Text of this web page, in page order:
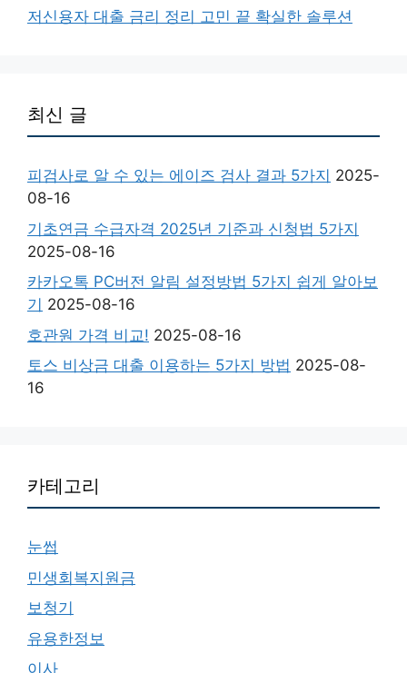
저신용자 대출 금리 정리 고민 끝 확실한 솔루션
최신 글
피검사로 알 수 있는 에이즈 검사 결과 5가지 2025-
08-16
기초연금 수급자격 2025년 기준과 신청법 5가지
2025-08-16
카카오톡 PC버전 알림 설정방법 5가지 쉽게 알아보
기 2025-08-16
호관원 가격 비교! 2025-08-16
토스 비상금 대출 이용하는 5가지 방법 2025-08-
16
카테고리
눈썹
민생회복지원금
보청기
유용한정보
이사